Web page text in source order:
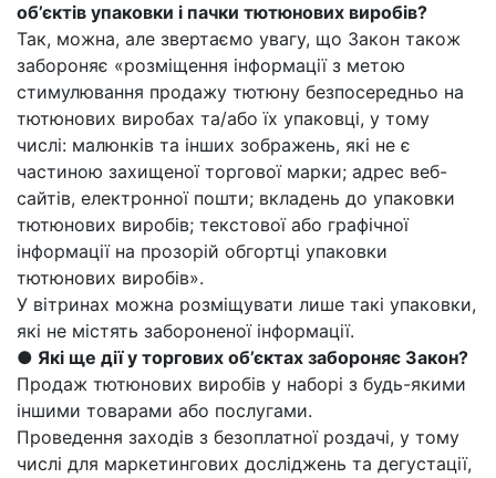
об’єктів упаковки і пачки тютюнових виробів?
Так, можна, але звертаємо увагу, що Закон також
забороняє «розміщення інформації з метою
стимулювання продажу тютюну безпосередньо на
тютюнових виробах та/або їх упаковці, у тому
числі: малюнків та інших зображень, які не є
частиною захищеної торгової марки; адрес веб-
сайтів, електронної пошти; вкладень до упаковки
тютюнових виробів; текстової або графічної
інформації на прозорій обгортці упаковки
тютюнових виробів».
У вітринах можна розміщувати лише такі упаковки,
які не містять забороненої інформації.
● Які ще дії у торгових об’єктах забороняє Закон?
Продаж тютюнових виробів у наборі з будь-якими
іншими товарами або послугами.
Проведення заходів з безоплатної роздачі, у тому
числі для маркетингових досліджень та дегустації,